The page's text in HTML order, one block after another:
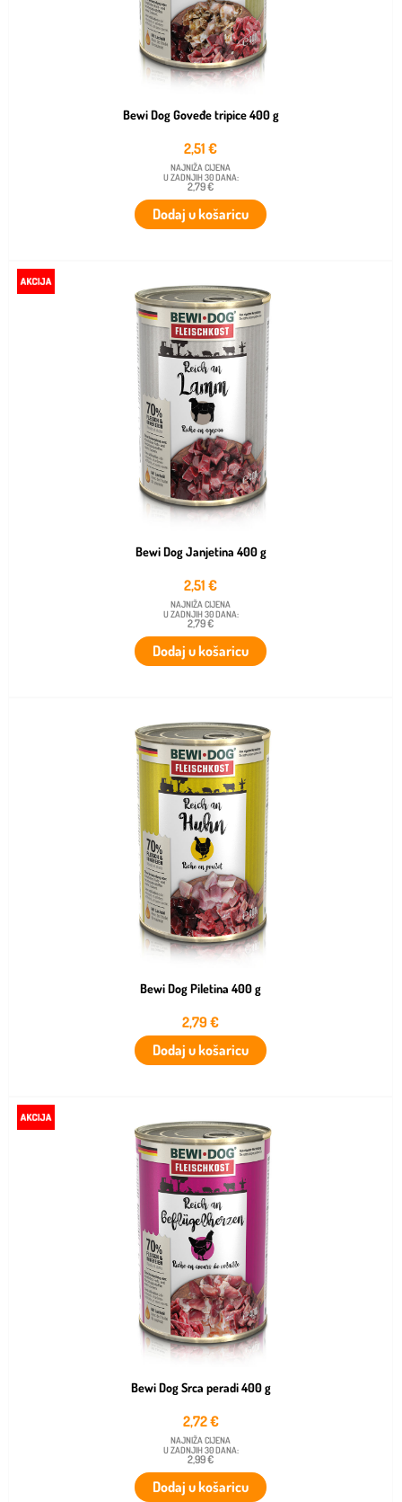
Bewi Dog Goveđe tripice 400 g
2,51 €
NAJNIŽA CIJENA
U ZADNJIH 30 DANA:
2,79 €
Dodaj u košaricu
Bewi Dog Janjetina 400 g
2,51 €
NAJNIŽA CIJENA
U ZADNJIH 30 DANA:
2,79 €
Dodaj u košaricu
Bewi Dog Piletina 400 g
2,79€
Dodaj u košaricu
Bewi Dog Srca peradi 400 g
2,72€
NAJNIŽA CIJENA
U ZADNJIH 30 DANA:
2,99 €
Dodaj u košaricu